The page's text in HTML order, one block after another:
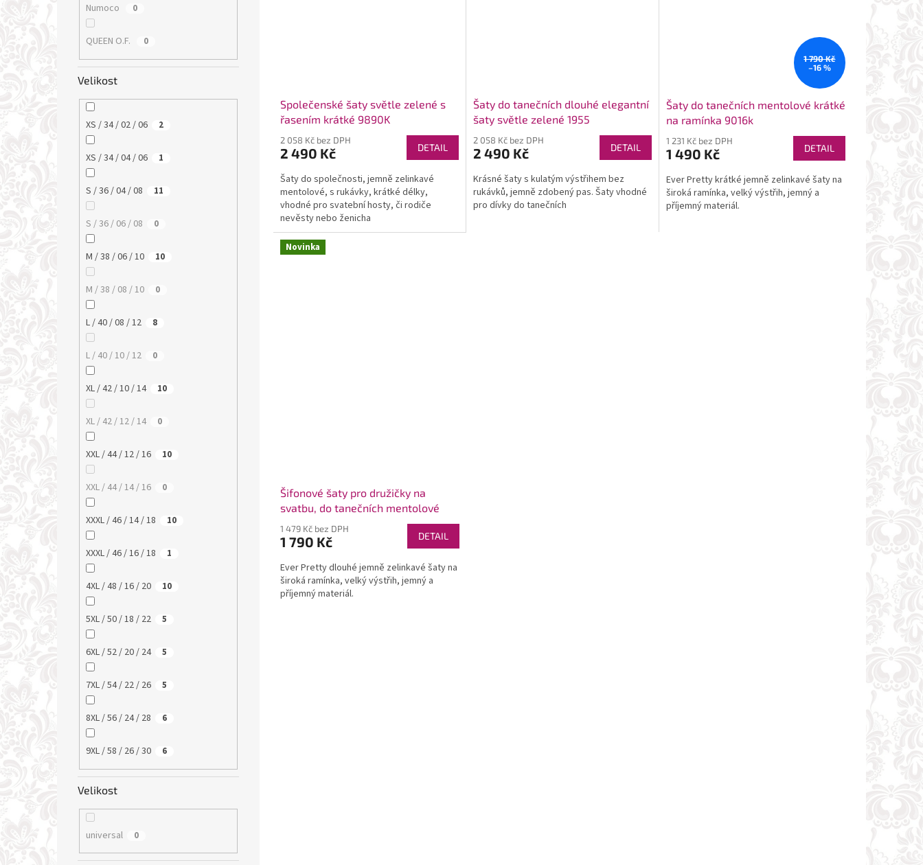
Numoco 0
QUEEN O.F. 0
Velikost
XS / 34 / 02 / 06 2
XS / 34 / 04 / 06 1
S / 36 / 04 / 08 11
S / 36 / 06 / 08 0
M / 38 / 06 / 10 10
M / 38 / 08 / 10 0
L / 40 / 08 / 12 8
L / 40 / 10 / 12 0
XL / 42 / 10 / 14 10
XL / 42 / 12 / 14 0
XXL / 44 / 12 / 16 10
XXL / 44 / 14 / 16 0
XXXL / 46 / 14 / 18 10
XXXL / 46 / 16 / 18 1
4XL / 48 / 16 / 20 10
5XL / 50 / 18 / 22 5
6XL / 52 / 20 / 24 5
7XL / 54 / 22 / 26 5
8XL / 56 / 24 / 28 6
9XL / 58 / 26 / 30 6
Velikost
universal 0
Společenské šaty světle zelené s
řasením krátké 9890K
2 058 Kč bez DPH
2 490 Kč DETAIL
Šaty do společnosti, jemně zelinkavé
mentolové, s rukávky, krátké délky,
vhodné pro svatební hosty, či rodiče
nevěsty nebo ženicha
Šaty do tanečních dlouhé elegantní
šaty světle zelené 1955
2 058 Kč bez DPH
2 490 Kč DETAIL
Krásné šaty s kulatým výstřihem bez
rukávků, jemně zdobený pas. Šaty vhodné
pro dívky do tanečních
1 790 Kč
–16 %
Šaty do tanečních mentolové krátké
na ramínka 9016k
1 231 Kč bez DPH
1 490 Kč DETAIL
Ever Pretty krátké jemně zelinkavé šaty na
široká ramínka, velký výstřih, jemný a
příjemný materiál.
Novinka
Šifonové šaty pro družičky na
svatbu, do tanečních mentolové
1 479 Kč bez DPH
1 790 Kč DETAIL
Ever Pretty dlouhé jemně zelinkavé šaty na
široká ramínka, velký výstřih, jemný a
příjemný materiál.